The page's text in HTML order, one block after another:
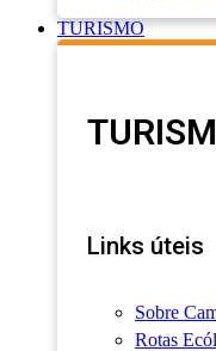
TURISMO
Links úteis
Sobre
Rotas